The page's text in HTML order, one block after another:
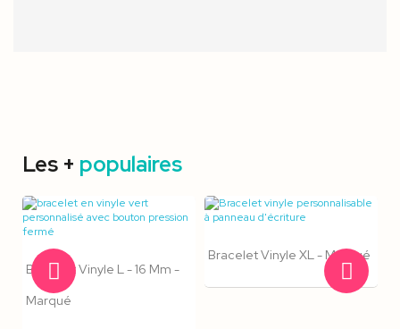
Les + populaires
Bracelet Vinyle L - 16 Mm -
Marqué
Bracelet Vinyle XL - Marqué